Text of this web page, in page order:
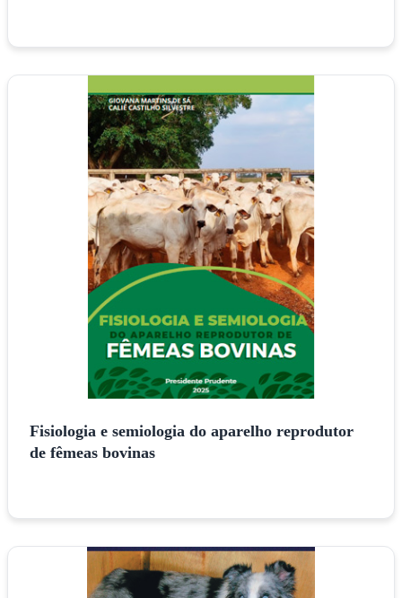
Fisiologia e semiologia do aparelho reprodutor
de fêmeas bovinas